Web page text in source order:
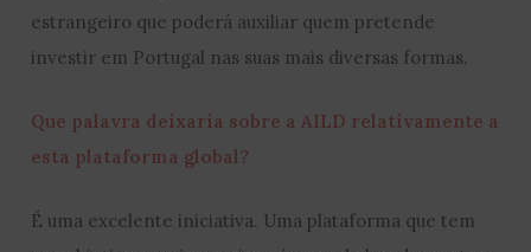
estrangeiro que poderá auxiliar quem pretende
investir em Portugal nas suas mais diversas formas.
Que palavra deixaria sobre a AILD relativamente a
esta plataforma global?
É uma excelente iniciativa. Uma plataforma que tem